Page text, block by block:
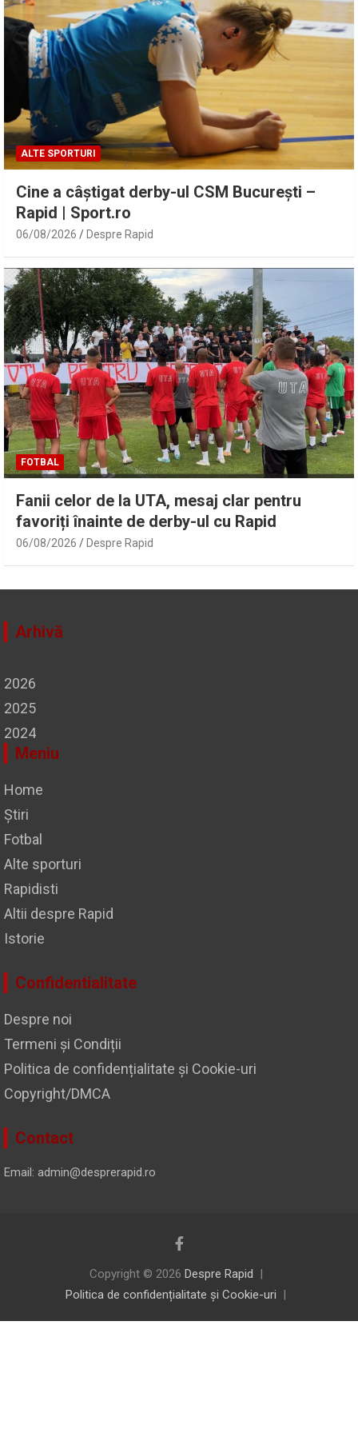
ALTE SPORTURI
Cine a câștigat derby-ul CSM București –
Rapid | Sport.ro
06/08/2026 Despre Rapid
FOTBAL
Fanii celor de la UTA, mesaj clar pentru
favoriți înainte de derby-ul cu Rapid
06/08/2026 Despre Rapid
Arhivă
2026
2025
2024
Meniu
Home
Știri
Fotbal
Alte sporturi
Rapidisti
Altii despre Rapid
Istorie
Confidentialitate
Despre noi
Termeni și Condiții
Politica de confidențialitate și Cookie-uri
Copyright/DMCA
Contact
Email: admin@desprerapid.ro
Copyright © 2026 Despre Rapid
Politica de confidențialitate și Cookie-uri